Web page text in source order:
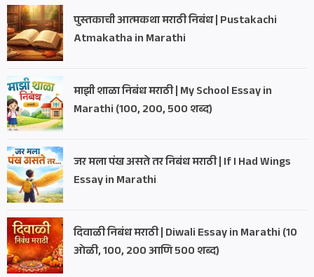
पुस्तकाची आत्मकथा मराठी निबंध | Pustakachi
Atmakatha in Marathi
माझी शाळा निबंध मराठी | My School Essay in
Marathi (100, 200, 500 शब्द)
जर मला पंख असते तर निबंध मराठी | If I Had Wings
Essay in Marathi
दिवाळी निबंध मराठी | Diwali Essay in Marathi (10
ओळी, 100, 200 आणि 500 शब्द)